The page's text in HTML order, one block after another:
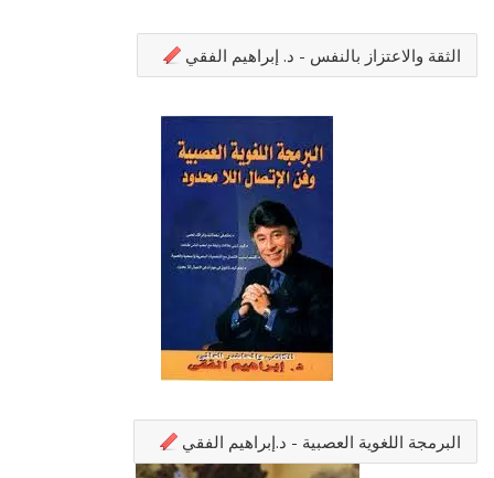
الثقة والاعتزاز بالنفس - د. إبراهيم الفقي
البرمجة اللغوية العصبية - د.إبراهيم الفقي